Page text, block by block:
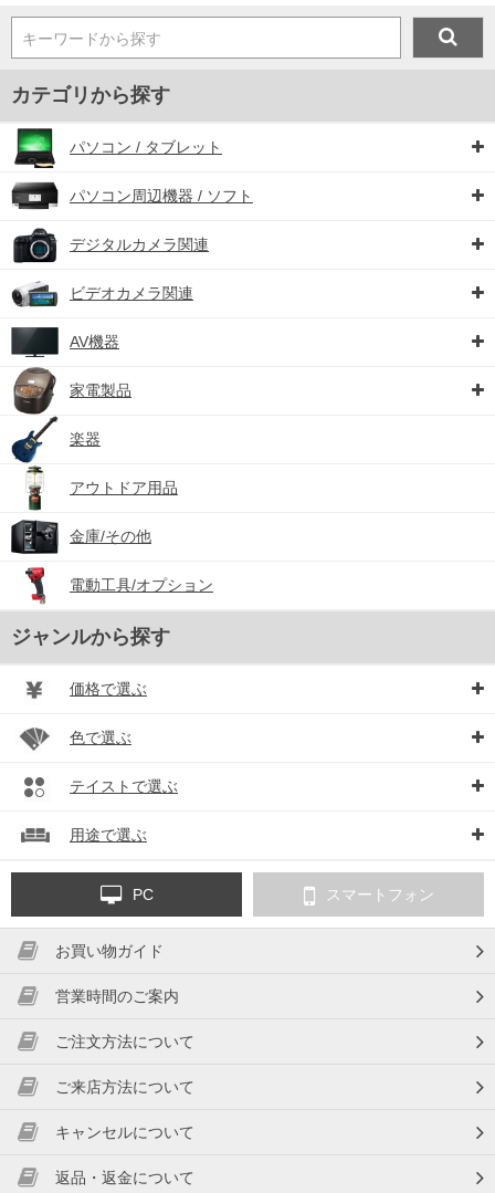
キーワードから探す
カテゴリから探す
パソコン / タブレット
パソコン周辺機器 / ソフト
デジタルカメラ関連
ビデオカメラ関連
AV機器
家電製品
楽器
アウトドア用品
金庫/その他
電動工具/オプション
ジャンルから探す
価格で選ぶ
色で選ぶ
テイストで選ぶ
用途で選ぶ
PC スマートフォン
お買い物ガイド
営業時間のご案内
ご注文方法について
ご来店方法について
キャンセルについて
返品・返金について